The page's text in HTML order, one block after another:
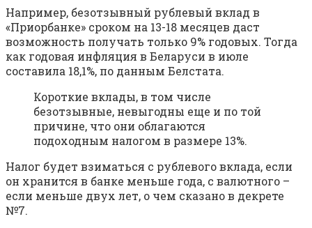
Например, безотзывный рублевый вклад в
«Приорбанке» сроком на 13-18 месяцев даст
возможность получать только 9% годовых. Тогда
как годовая инфляция в Беларуси в июле
составила 18,1%, по данным Белстата.
Короткие вклады, в том числе
безотзывные, невыгодны еще и по той
причине, что они облагаются
подоходным налогом в размере 13%.
Налог будет взиматься с рублевого вклада, если
он хранится в банке меньше года, с валютного –
если меньше двух лет, о чем сказано в декрете
№7.